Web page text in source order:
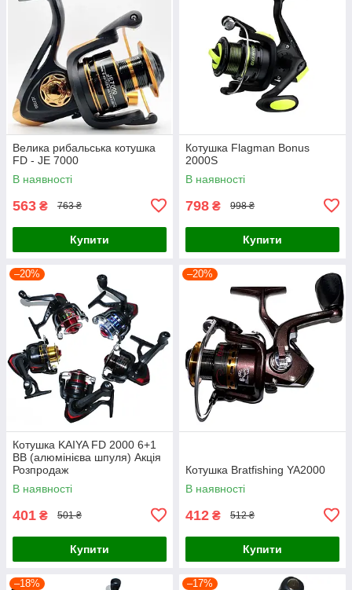
Велика рибальська котушка
FD - JE 7000
В наявності
563 ₴ 763 ₴
Купити
Котушка Flagman Bonus
2000S
В наявності
798 ₴ 998 ₴
Купити
–20%
Котушка KAIYA FD 2000 6+1
BB (алюмінієва шпуля) Акція
Розпродаж
В наявності
401 ₴ 501 ₴
Купити
–20%
Котушка Bratfishing YA2000
В наявності
412 ₴ 512 ₴
Купити
–18% –17%